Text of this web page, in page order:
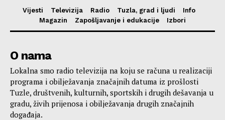
Vijesti Televizija Radio Tuzla, grad i ljudi
Info
Magazin
Zapošljavanje i edukacije Izbori
O nama
Lokalna smo radio televizija na koju se računa u realizaciji
programa i obilježavanja značajnih datuma iz prošlosti
Tuzle, društvenih, kulturnih, sportskih i drugih dešavanja u
gradu, živih prijenosa i obilježavanja drugih značajnih
događaja.